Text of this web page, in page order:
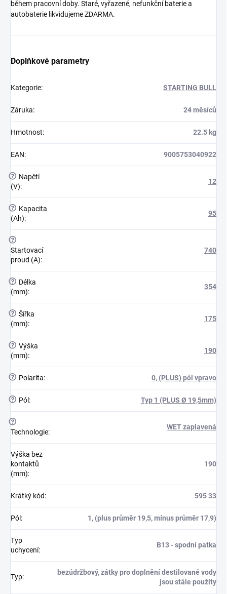
během pracovní doby. Staré, vyřazené, nefunkční baterie a
autobaterie likvidujeme ZDARMA.
Doplňkové parametry
Kategorie: STARTING BULL
Záruka: 24 měsíců
Hmotnost: 22.5 kg
EAN: 9005753040922
?
Napětí
(V):
12
?
Kapacita
(Ah):
95
?
Startovací
proud (A):
740
?
Délka
(mm):
354
? Šířka
(mm):
175
? Výška
(mm):
190
? Polarita: 0, (PLUS) pól vpravo
? Pól: Typ 1 (PLUS Ø 19,5mm)
?
Technologie:
WET zaplavená
Výška bez
kontaktů
(mm):
190
Krátký kód: 595 33
Pól: 1, (plus průměr 19,5, mínus průměr 17,9)
Typ
uchycení:
B13 - spodní patka
Typ:
bezúdržbový, zátky pro doplnění destilované vody
jsou stále použity